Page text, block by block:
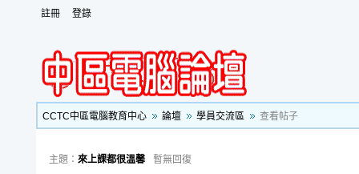
註冊 登錄
CCTC中區電腦教育中心 論壇 學員交流區 查看帖子
主題： 來上課都很溫馨 暫無回復